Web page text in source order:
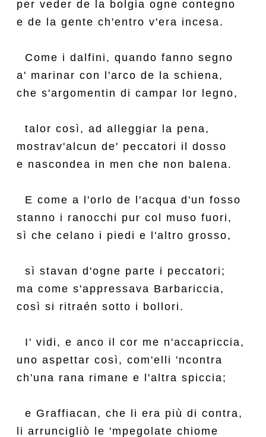
per veder de la bolgia ogne contegno
e de la gente ch'entro v'era incesa.
  Come i dalfini, quando fanno segno
a' marinar con l'arco de la schiena,
che s'argomentin di campar lor legno,
  talor così, ad alleggiar la pena,
mostrav'alcun de' peccatori il dosso
e nascondea in men che non balena.
  E come a l'orlo de l'acqua d'un fosso
stanno i ranocchi pur col muso fuori,
sì che celano i piedi e l'altro grosso,
  sì stavan d'ogne parte i peccatori;
ma come s'appressava Barbariccia,
così si ritraén sotto i bollori.
  I' vidi, e anco il cor me n'accapriccia,
uno aspettar così, com'elli 'ncontra
ch'una rana rimane e l'altra spiccia;
  e Graffiacan, che li era più di contra,
li arruncigliò le 'mpegolate chiome